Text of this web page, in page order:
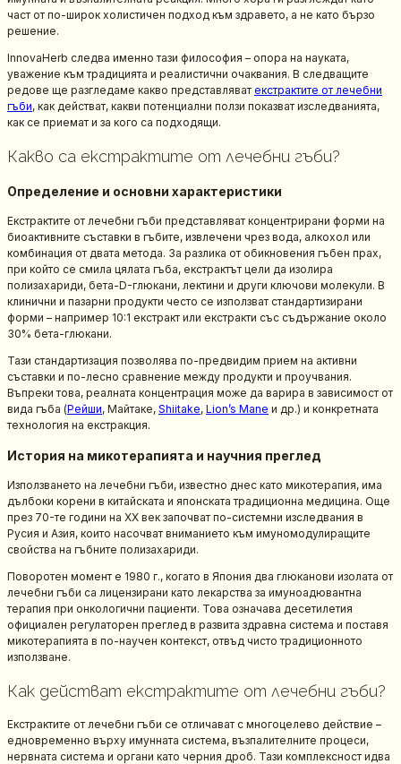
част от по-широк холистичен подход към здравето, а не като бързо
решение.
InnovaHerb следва именно тази философия – опора на науката,
уважение към традицията и реалистични очаквания. В следващите
редове ще разгледаме какво представляват екстрактите от лечебни
гъби, как действат, какви потенциални ползи показват изследванията,
как се приемат и за кого са подходящи.
Какво са екстрактите от лечебни гъби?
Определение и основни характеристики
Екстрактите от лечебни гъби представляват концентрирани форми на
биоактивните съставки в гъбите, извлечени чрез вода, алкохол или
комбинация от двата метода. За разлика от обикновения гъбен прах,
при който се смила цялата гъба, екстрактът цели да изолира
полизахариди, бета-D-глюкани, лектини и други ключови молекули. В
клинични и пазарни продукти често се използват стандартизирани
форми – например 10:1 екстракт или екстракти със съдържание около
30% бета-глюкани.
Тази стандартизация позволява по-предвидим прием на активни
съставки и по-лесно сравнение между продукти и проучвания.
Въпреки това, реалната концентрация може да варира в зависимост от
вида гъба (Рейши, Майтаке, Shiitake, Lion’s Mane и др.) и конкретната
технология на екстракция.
История на микотерапията и научния преглед
Използването на лечебни гъби, известно днес като микотерапия, има
дълбоки корени в китайската и японската традиционна медицина. Още
през 70-те години на XX век започват по-системни изследвания в
Русия и Азия, които насочват вниманието към имуномодулиращите
свойства на гъбните полизахариди.
Поворотен момент е 1980 г., когато в Япония два глюканови изолата от
лечебни гъби са лицензирани като лекарства за имуноадювантна
терапия при онкологични пациенти. Това означава десетилетия
официален регулаторен преглед в развита здравна система и поставя
микотерапията в по-научен контекст, отвъд чисто традиционното
използване.
Как действат екстрактите от лечебни гъби?
Екстрактите от лечебни гъби се отличават с многоцелево действие –
едновременно върху имунната система, възпалителните процеси,
нервната система и органи като черния дроб. Тази комплексност идва